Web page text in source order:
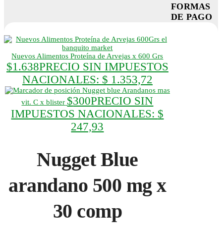
Nuevos Alimentos Proteína de Arvejas x 600 Grs
$1.638PRECIO SIN IMPUESTOS
NACIONALES: $ 1.353,72
Nugget blue Arandanos mas
vit. C x blister $300PRECIO SIN
IMPUESTOS NACIONALES: $
247,93
Nugget Blue
arandano 500 mg x
30 comp
FORMAS
DE PAGO